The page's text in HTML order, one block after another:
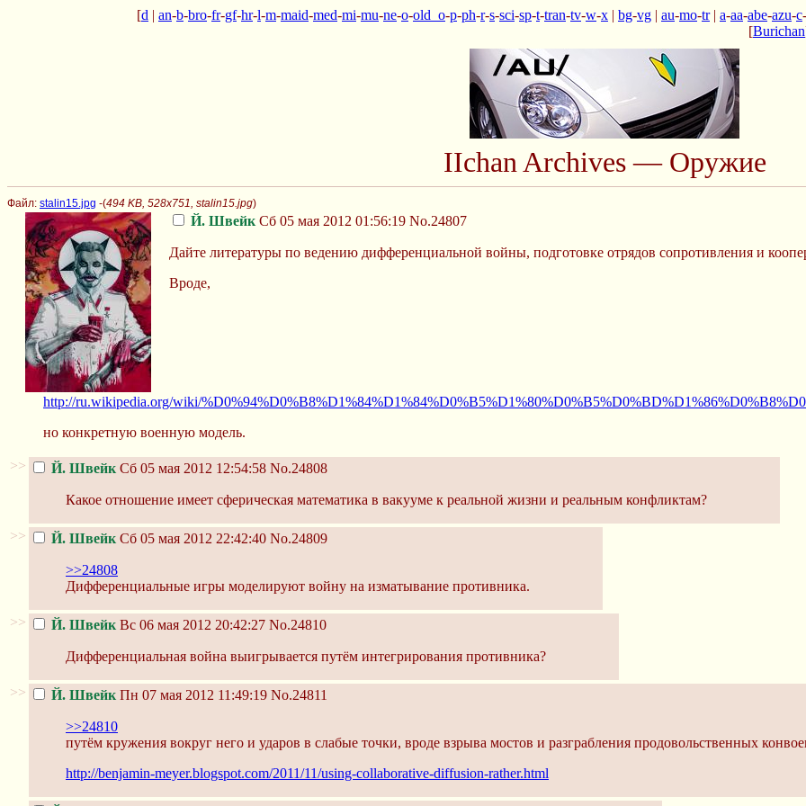
[d | an-b-bro-fr-gf-hr-l-m-maid-med-mi-mu-ne-o-old_o-p-ph-r-s-sci-sp-t-tran-tv-w-x | bg-vg | au-mo-tr| a-aa-abe-azu-c-
[Burichan
IIchan Archives — Оружие
Файл: stalin15.jpg -(494 KB, 528x751, stalin15.jpg)
Й. Швейк Сб 05 мая 2012 01:56:19 No.24807
Дайте литературы по ведению дифференциальной войны, подготовке отрядов сопротивления и
Вроде,
http://ru.wikipedia.org/wiki/
но конкретную военную модель.
>> Й. Швейк Сб 05 мая 2012 12:54:58 No.24808
Какое отношение имеет сферическая математика в вакууме к реальной жизни и реальным конфликтам?
>> Й. Швейк Сб 05 мая 2012 22:42:40 No.24809
>>24808
Дифференциальные игры моделируют войну на изматывание противника.
>> Й. Швейк Вс 06 мая 2012 20:42:27 No.24810
Дифференциальная война выигрывается путём интегрирования противника?
>> Й. Швейк Пн 07 мая 2012 11:49:19 No.24811
>>24810
путём кружения вокруг него и ударов в слабые точки, вроде взрыва мостов и разграбления продовольственных
http://benjamin-meyer.blogspot.com/2011/11/using-collaborative-diffusion-rather.html